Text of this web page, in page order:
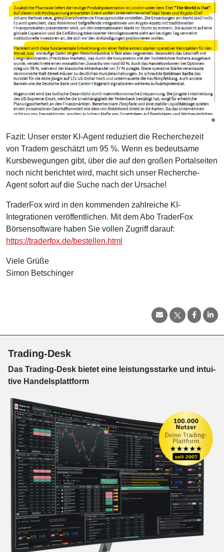
Fazit: Unser erster KI-Agent reduziert die Recherchezeit
von Tradern geschätzt um 95 %. Wenn es bedeutsame
Kursbewegungen gibt, über die auf den großen Portalseiten
noch nicht berichtet wird, macht sich unser Recherche-
Agent sofort auf die Suche nach der Ursache!
TraderFox wird in den kommenden zahlreiche KI-
Integrationen veröffentlichen. Mit dem Abo TraderFox
Börsensoftware haben Sie vollen Zugriff darauf:
https://traderfox.de/bestellen.html
Viele Grüße
Simon Betschinger
Trading-Desk
Das Trading-Desk bie­tet eine leis­tungs­star­ke und in­tui­
tive Han­dels­platt­form